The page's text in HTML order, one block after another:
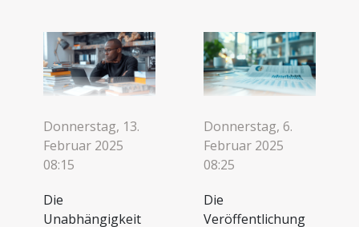
Donnerstag, 13.
Februar 2025
08:15
Die
Unabhängigkeit
Donnerstag, 6.
Februar 2025
08:25
Die
Veröffentlichung